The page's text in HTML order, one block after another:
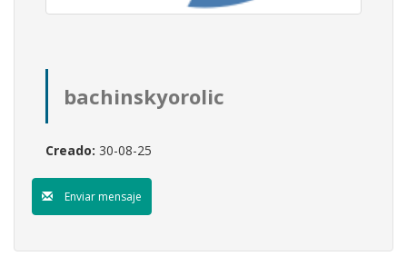
bachinskyorolic
Creado: 30-08-25
Enviar mensaje